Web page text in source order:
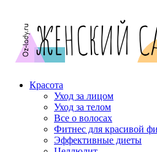
Красота
Уход за лицом
Уход за телом
Все о волосах
Фитнес для красивой
Эффективные диеты